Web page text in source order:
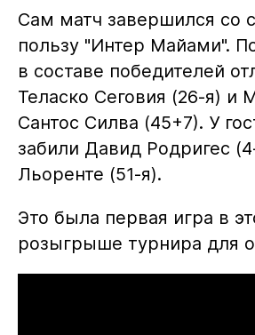
Сам матч завершился со
пользу "Интер Майами".
в составе победителей
Теласко Сеговия (26-я) и
Сантос Силва (45+7). У
забили Давид Родригес
Льоренте (51-я).
Это была первая игра в
розыгрыше турнира для